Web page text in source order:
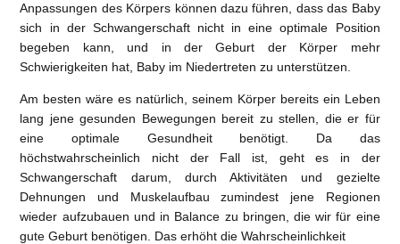
Anpassungen des Körpers können dazu führen, dass das Baby
sich in der Schwangerschaft nicht in eine optimale Position
begeben kann, und in der Geburt der Körper mehr
Schwierigkeiten hat, Baby im Niedertreten zu unterstützen.
Am besten wäre es natürlich, seinem Körper bereits ein Leben
lang jene gesunden Bewegungen bereit zu stellen, die er für
eine optimale Gesundheit benötigt. Da das
höchstwahrscheinlich nicht der Fall ist, geht es in der
Schwangerschaft darum, durch Aktivitäten und gezielte
Dehnungen und Muskelaufbau zumindest jene Regionen
wieder aufzubauen und in Balance zu bringen, die wir für eine
gute Geburt benötigen. Das erhöht die Wahrscheinlichkeit